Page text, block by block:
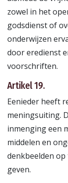
zowel in het
godsdienst of
onderwijzen
door eredienst
voorschriften.
Artikel 19.
Eenieder heeft
meningsuiting.
inmenging een
middelen en
denkbeelden
geven.